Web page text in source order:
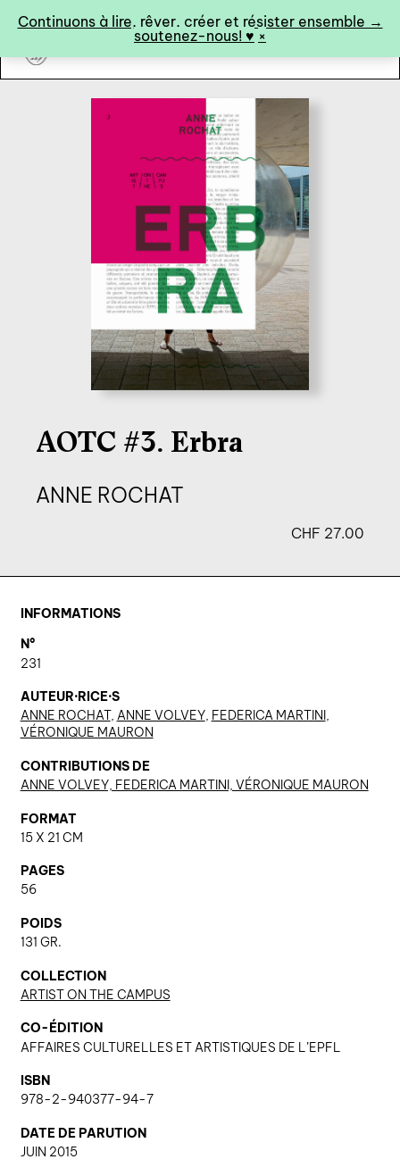
Continuons à lire, rêver, créer et résister ensemble →
soutenez-nous! ♥︎ ×
art&fiction
0
catalogue ↓
catalogue complet
à paraître
éditions de tête
programmes semestriels
artistes en résidence
qui sommes-nous? ↓
sonar/genève
engagement durable
manuscrits
AOTC #3. Erbra
ANNE ROCHAT
CHF 27.00
INFORMATIONS
N°
231
AUTEUR·RICE·S
ANNE ROCHAT, ANNE VOLVEY, FEDERICA MARTINI ,
VÉRONIQUE MAURON
CONTRIBUTIONS DE
ANNE VOLVEY, FEDERICA MARTINI, VÉRONIQUE MAURON
FORMAT
15 X 21 CM
PAGES
56
POIDS
131 GR.
COLLECTION
ARTIST ON THE CAMPUS
CO-ÉDITION
AFFAIRES CULTURELLES ET ARTISTIQUES DE L’EPFL
ISBN
978-2-940377-94-7
DATE DE PARUTION
JUIN 2015